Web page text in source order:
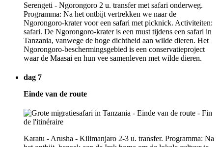
Serengeti - Ngorongoro 2 u. transfer met safari onderweg.
Programma: Na het ontbijt vertrekken we naar de
Ngorongoro-krater voor een safari met picknick. Activiteiten:
safari. De Ngorongoro-krater is een must tijdens een safari in
Tanzania, vanwege de hoge dichtheid aan wilde dieren. Het
Ngorongoro-beschermingsgebied is een conservatieproject
waar de Maasai en hun vee samenleven met wilde dieren.
dag 7
Einde van de route
Karatu - Arusha - Kilimanjaro 2-3 u. transfer. Programma: Na